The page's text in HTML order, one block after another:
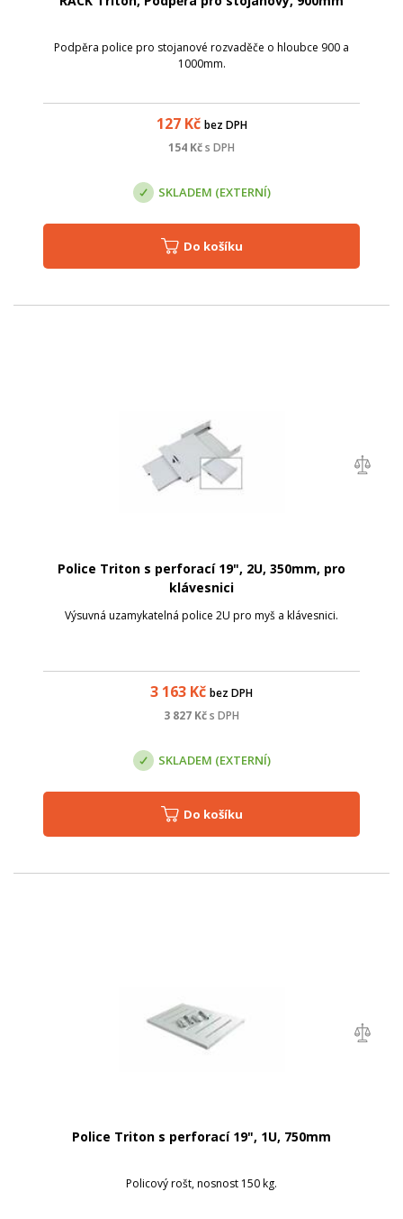
Podpěra police pro stojanové rozvaděče o hloubce 900 a
1000mm.
127Kč bez DPH
154 Kčs DPH
SKLADEM (EXTERNÍ)
Do košíku
Police Triton s perforací 19", 2U, 350mm, pro
klávesnici
Výsuvná uzamykatelná police 2U pro myš a klávesnici.
3 163 Kč bez DPH
3 827 Kčs DPH
SKLADEM (EXTERNÍ)
Do košíku
Police Triton s perforací 19", 1U, 750mm
Policový rošt, nosnost 150 kg.